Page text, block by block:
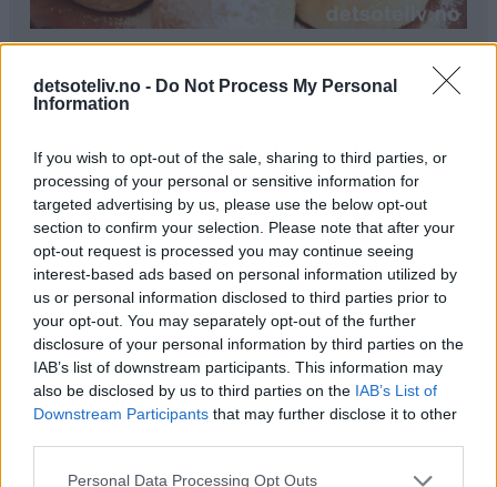
detsoteliv.no - Do Not Process My Personal
Information
If you wish to opt-out of the sale, sharing to third parties, or
processing of your personal or sensitive information for
targeted advertising by us, please use the below opt-out
section to confirm your selection. Please note that after your
opt-out request is processed you may continue seeing
interest-based ads based on personal information utilized by
us or personal information disclosed to third parties prior to
your opt-out. You may separately opt-out of the further
disclosure of your personal information by third parties on the
IAB’s list of downstream participants. This information may
also be disclosed by us to third parties on the IAB’s List of
Downstream Participants that may further disclose it to other
Personal Data Processing Opt Outs
1 liter melk
250 g melis
100 g gjær
0,5 ts kardemomme
1,5 kg hvetemel
Pynt:
melisdryss
Fremgangsmåte
Kok opp melk, smør og melis. Avkjøl blandingen til den